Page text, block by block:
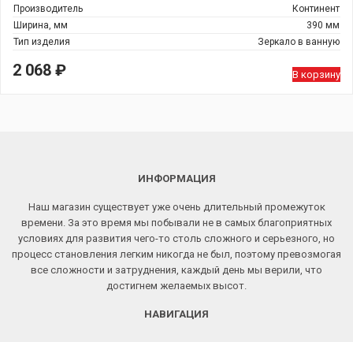
Производитель
Континент
Ширина, мм
390 мм
Тип изделия
Зеркало в ванную
2 068 ₽ В корзину
ИНФОРМАЦИЯ
Наш магазин существует уже очень длительный промежуток
времени. За это время мы побывали не в самых благоприятных
условиях для развития чего-то столь сложного и серьезного, но
процесс становления легким никогда не был, поэтому превозмогая
все сложности и затруднения, каждый день мы верили, что
достигнем желаемых высот.
НАВИГАЦИЯ